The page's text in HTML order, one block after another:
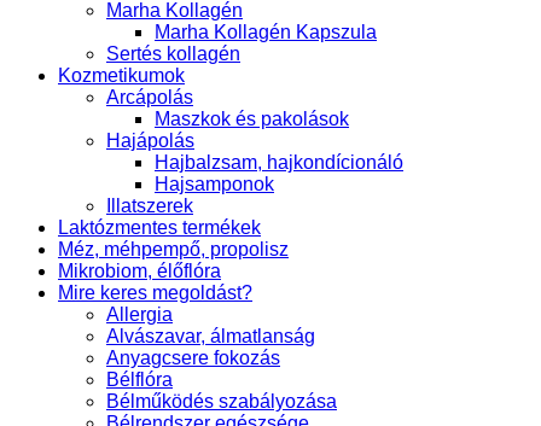
Marha Kollagén
Marha Kollagén Kapszula
Sertés kollagén
Kozmetikumok
Arcápolás
Maszkok és pakolások
Hajápolás
Hajbalzsam, hajkondícionáló
Hajsamponok
Illatszerek
Laktózmentes termékek
Méz, méhpempő, propolisz
Mikrobiom, élőflóra
Mire keres megoldást?
Allergia
Alvászavar, álmatlanság
Anyagcsere fokozás
Bélflóra
Bélműködés szabályozása